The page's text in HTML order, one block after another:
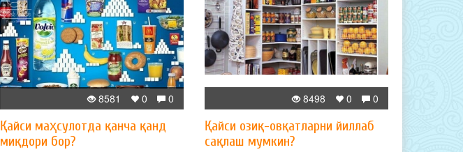
0
0
8581
Қайси маҳсулотда қанча қанд
миқдори бор?
0
0
8498
Қайси озиқ-овқатларни йиллаб
сақлаш мумкин?